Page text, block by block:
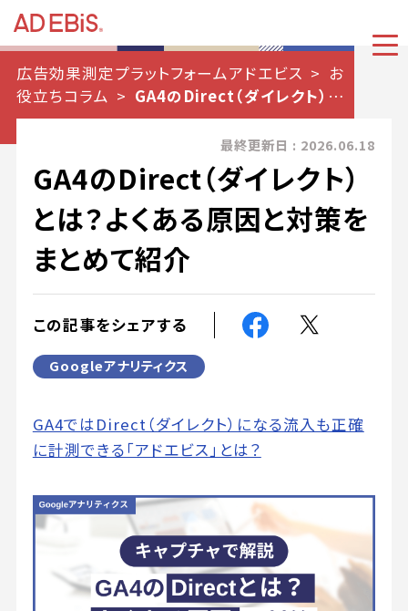
広告効果測定プラットフォームアドエビス
お
役立ちコラム
GA4のDirect（ダイレクト）と
は？よくある原因と対策をまとめて紹介
最終更新日 : 2026.06.18
GA4のDirect（ダイレクト）
とは？よくある原因と対策を
まとめて紹介
この記事をシェアする
Googleアナリティクス
GA4ではDirect（ダイレクト）になる流入も正確
に計測できる「アドエビス」とは？